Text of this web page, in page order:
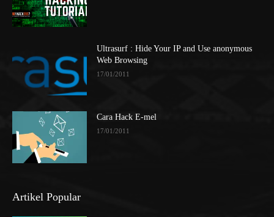
Ultrasurf : Hide Your IP and Use anonymous
Web Browsing
17/01/2011
Cara Hack E-mel
17/01/2011
Artikel Popular